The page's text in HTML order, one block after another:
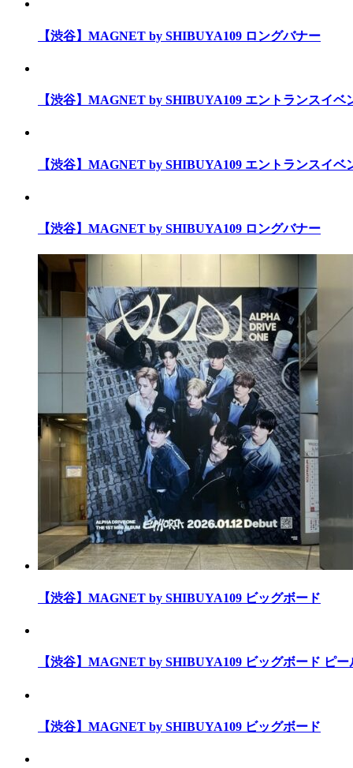
【渋谷】MAGNET by SHIBUYA109 ロングバナー
【渋谷】MAGNET by SHIBUYA109 エントランスイベ
【渋谷】MAGNET by SHIBUYA109 エントランスイベ
【渋谷】MAGNET by SHIBUYA109 ロングバナー
【渋谷】MAGNET by SHIBUYA109 ビッグボード
【渋谷】MAGNET by SHIBUYA109 ビッグボード ピ
【渋谷】MAGNET by SHIBUYA109 ビッグボード